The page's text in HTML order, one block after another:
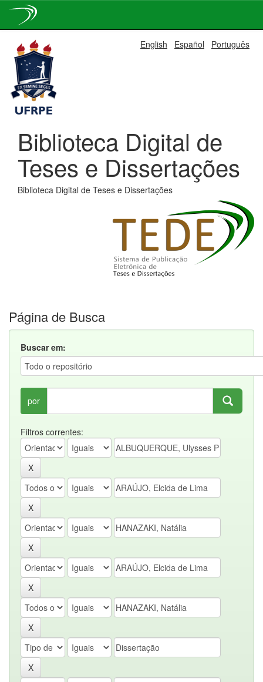
navigation
English Español Português
Biblioteca Digital de
Teses e Dissertações
Biblioteca Digital de Teses e Dissertações
Página de Busca
Buscar em:
por
Filtros correntes: